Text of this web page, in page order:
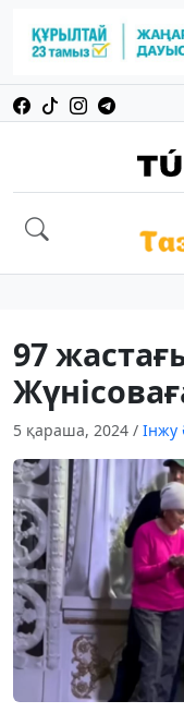
97
5 қараша, 2024 / Інжу